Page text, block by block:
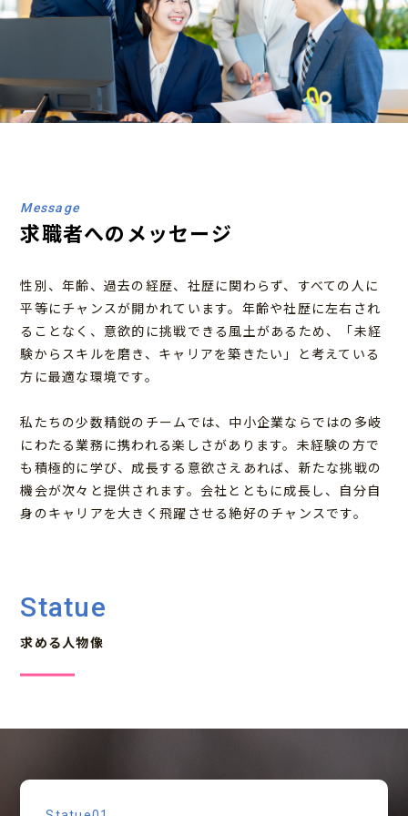
Message
求職者へのメッセージ
性別、年齢、過去の経歴、社歴に関わらず、すべての人に
平等にチャンスが開かれています。年齢や社歴に左右され
ることなく、意欲的に挑戦できる風土があるため、「未経
験からスキルを磨き、キャリアを築きたい」と考えている
方に最適な環境です。
私たちの少数精鋭のチームでは、中小企業ならではの多岐
にわたる業務に携われる楽しさがあります。未経験の方で
も積極的に学び、成長する意欲さえあれば、新たな挑戦の
機会が次々と提供されます。会社とともに成長し、自分自
身のキャリアを大きく飛躍させる絶好のチャンスです。
Statue
求める⼈物像